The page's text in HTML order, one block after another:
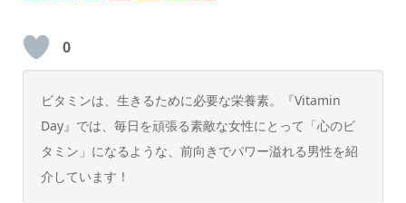
0
ビタミンは、生きるために必要な栄養素。『Vitamin
Day』では、毎日を頑張る素敵な女性にとって「心のビ
タミン」になるような、前向きでパワー溢れる男性を紹
介しています！